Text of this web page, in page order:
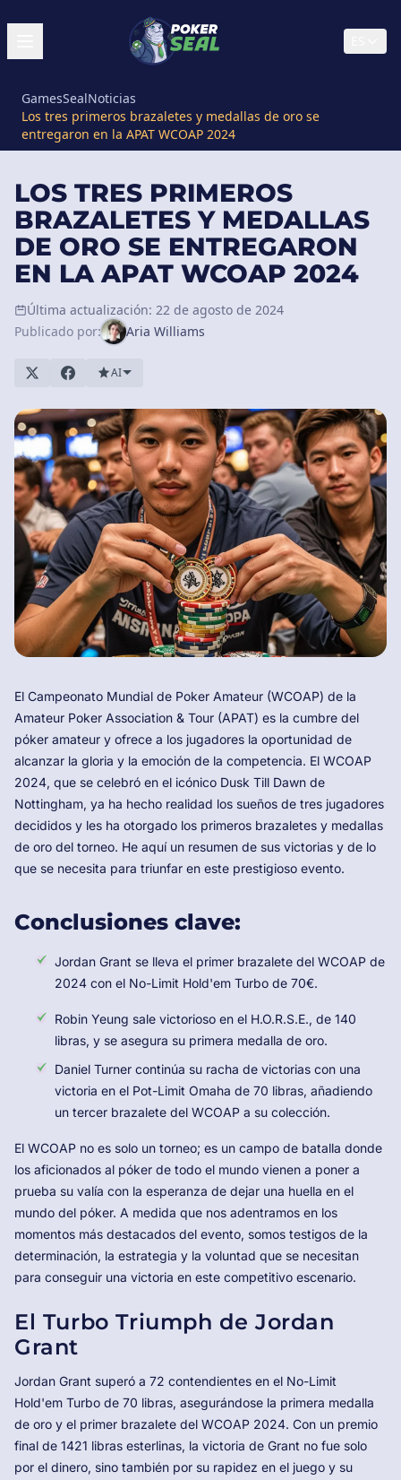
GamesSealNoticias
Los tres primeros brazaletes y medallas de oro se
entregaron en la APAT WCOAP 2024
LOS TRES PRIMEROS
BRAZALETES Y MEDALLAS
DE ORO SE ENTREGARON
EN LA APAT WCOAP 2024
Última actualización: 22 de agosto de 2024
Publicado por:
Aria Williams
AI
El Campeonato Mundial de Poker Amateur (WCOAP) de la
Amateur Poker Association & Tour (APAT) es la cumbre del
póker amateur y ofrece a los jugadores la oportunidad de
alcanzar la gloria y la emoción de la competencia. El WCOAP
2024, que se celebró en el icónico Dusk Till Dawn de
Nottingham, ya ha hecho realidad los sueños de tres jugadores
decididos y les ha otorgado los primeros brazaletes y medallas
de oro del torneo. He aquí un resumen de sus victorias y de lo
que se necesita para triunfar en este prestigioso evento.
Conclusiones clave:
Jordan Grant se lleva el primer brazalete del WCOAP de
2024 con el No-Limit Hold'em Turbo de 70€.
Robin Yeung sale victorioso en el H.O.R.S.E., de 140
libras, y se asegura su primera medalla de oro.
Daniel Turner continúa su racha de victorias con una
victoria en el Pot-Limit Omaha de 70 libras, añadiendo
un tercer brazalete del WCOAP a su colección.
El WCOAP no es solo un torneo; es un campo de batalla donde
los aficionados al póker de todo el mundo vienen a poner a
prueba su valía con la esperanza de dejar una huella en el
mundo del póker. A medida que nos adentramos en los
momentos más destacados del evento, somos testigos de la
determinación, la estrategia y la voluntad que se necesitan
para conseguir una victoria en este competitivo escenario.
El Turbo Triumph de Jordan
Grant
Jordan Grant superó a 72 contendientes en el No-Limit
Hold'em Turbo de 70 libras, asegurándose la primera medalla
de oro y el primer brazalete del WCOAP 2024. Con un premio
final de 1421 libras esterlinas, la victoria de Grant no fue solo
por el dinero, sino también por su rapidez en el juego y su